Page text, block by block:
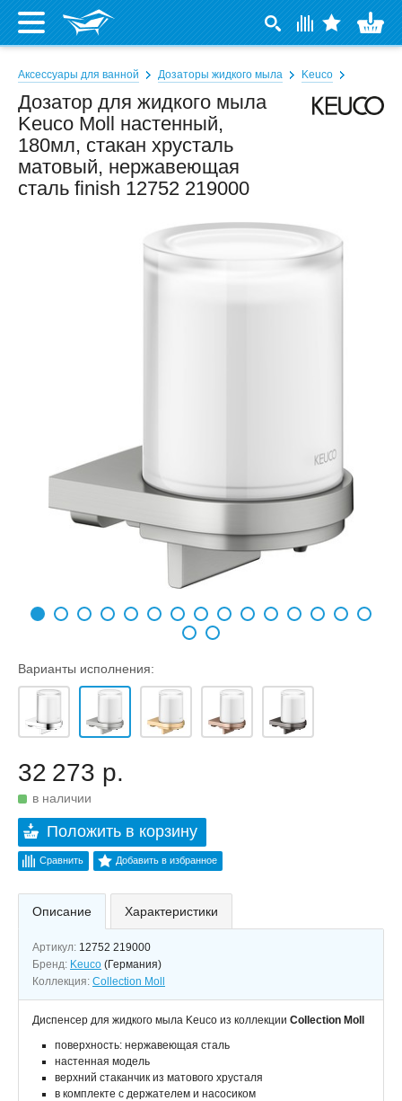
Аксессуары для ванной Дозаторы жидкого мыла Keuco
Дозатор для жидкого мыла
Keuco Moll настенный,
180мл, стакан хрусталь
матовый, нержавеющая
сталь finish 12752 219000
Варианты исполнения:
32 273 р.
в наличии
Положить в корзину
Сравнить Добавить в избранное
Описание Характеристики
Артикул: 12752 219000
Бренд: Keuco (Германия)
Коллекция: Collection Moll
Диспенсер для жидкого мыла Keuco из коллекции Collection Moll
поверхность: нержавеющая сталь
настенная модель
верхний стаканчик из матового хрусталя
в комплекте с держателем и насосиком